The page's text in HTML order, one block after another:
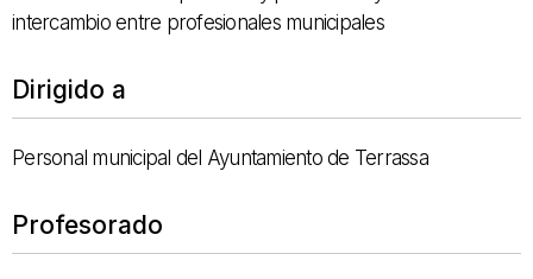
intercambio entre profesionales municipales
Dirigido a
Personal municipal del Ayuntamiento de Terrassa
Profesorado